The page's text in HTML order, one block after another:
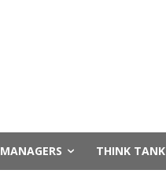
MANAGERS THINK TANK